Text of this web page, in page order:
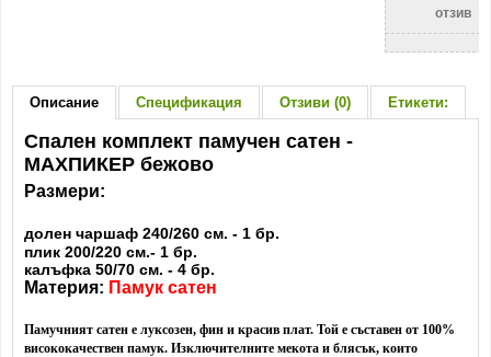
отзив
Описание Спецификация Отзиви (0) Етикети:
Спален комплект памучен сатен -
МАХПИКЕР бежово
Размери:
долен чаршаф 240/260 см. - 1 бр.
плик 200/220 см.- 1 бр.
калъфка 50/70 см. - 4 бр.
Материя: Памук сатен
Памучният сатен е луксозен, фин и красив плат. Той е съставен от 100%
висококачествен памук. Изключителните мекота и блясък, които